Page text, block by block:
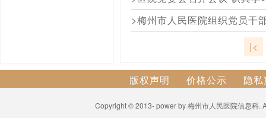
>梅州市人民医院组织党员干
|<
版权声明 价格公示 隐
Copyright © 2013- power by 梅州市人民医院信息科